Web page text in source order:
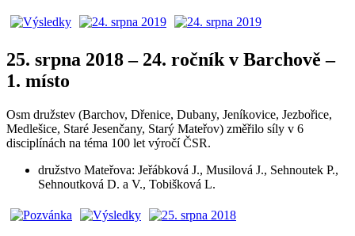
25. srpna 2018 – 24. ročník v Barchově –
1. místo
Osm družstev (Barchov, Dřenice, Dubany, Jeníkovice, Jezbořice,
Medlešice, Staré Jesenčany, Starý Mateřov) změřilo síly v 6
disciplínách na téma 100 let výročí ČSR.
družstvo Mateřova: Jeřábková J., Musilová J., Sehnoutek P.,
Sehnoutková D. a V., Tobišková L.